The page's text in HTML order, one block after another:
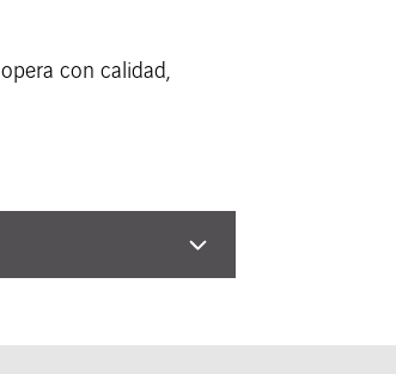
con calidad,